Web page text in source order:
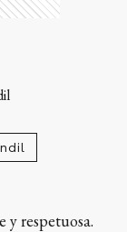
respetuosa.